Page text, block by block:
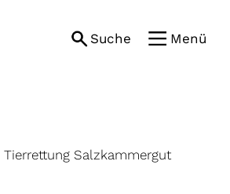
Suche Menü
Tierrettung Salzkammergut